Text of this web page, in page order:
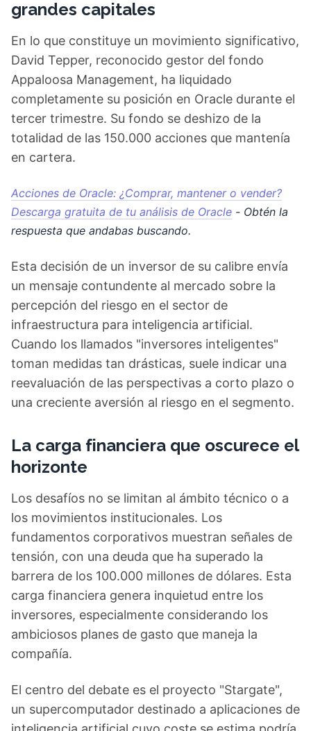
grandes capitales
En lo que constituye un movimiento significativo,
David Tepper, reconocido gestor del fondo
Appaloosa Management, ha liquidado
completamente su posición en Oracle durante el
tercer trimestre. Su fondo se deshizo de la
totalidad de las 150.000 acciones que mantenía
en cartera.
Acciones de Oracle: ¿Comprar, mantener o vender?
Descarga gratuita de tu análisis de Oracle - Obtén la
respuesta que andabas buscando.
Esta decisión de un inversor de su calibre envía
un mensaje contundente al mercado sobre la
percepción del riesgo en el sector de
infraestructura para inteligencia artificial.
Cuando los llamados "inversores inteligentes"
toman medidas tan drásticas, suele indicar una
reevaluación de las perspectivas a corto plazo o
una creciente aversión al riesgo en el segmento.
La carga financiera que oscurece el
horizonte
Los desafíos no se limitan al ámbito técnico o a
los movimientos institucionales. Los
fundamentos corporativos muestran señales de
tensión, con una deuda que ha superado la
barrera de los 100.000 millones de dólares. Esta
carga financiera genera inquietud entre los
inversores, especialmente considerando los
ambiciosos planes de gasto que maneja la
compañía.
El centro del debate es el proyecto "Stargate",
un supercomputador destinado a aplicaciones de